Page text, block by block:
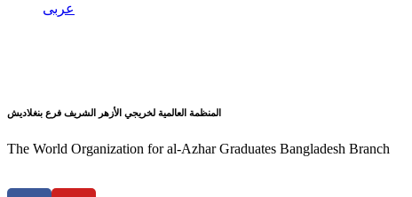
عربى
المنظمة العالمية لخريجي الأزهر الشريف فرع بنغلاديش
The World Organization for al-Azhar Graduates Bangladesh Branch